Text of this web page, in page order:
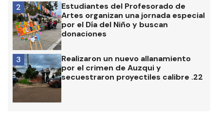
Estudiantes del Profesorado de
Artes organizan una jornada especial
por el Día del Niño y buscan
donaciones
2
Realizaron un nuevo allanamiento
por el crimen de Auzqui y
secuestraron proyectiles calibre .22
3